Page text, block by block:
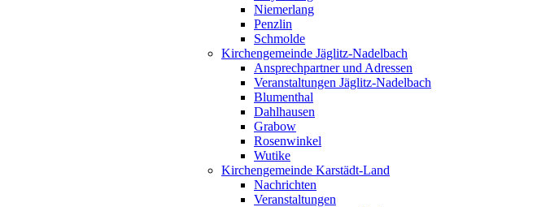
Niemerlang
Penzlin
Schmolde
Kirchengemeinde Jäglitz-Nadelbach
Ansprechpartner und Adressen
Veranstaltungen Jäglitz-Nadelbach
Blumenthal
Dahlhausen
Grabow
Rosenwinkel
Wutike
Kirchengemeinde Karstädt-Land
Nachrichten
Veranstaltungen